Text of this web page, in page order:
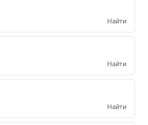
Найти
Найти
Найти